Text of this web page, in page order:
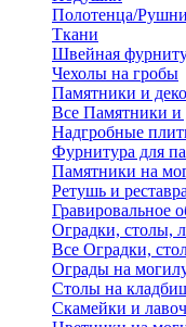
Полотенца/
Ткани
Швейная
Чехолы на гробы
Памятники и
Все Памятники и
Надгробные
Фурнитура для
Памятники на
Ретушь и
Гравировальное
Оградки, столы,
Все Оградки,
Ограды на
Столы на
Скамейки и